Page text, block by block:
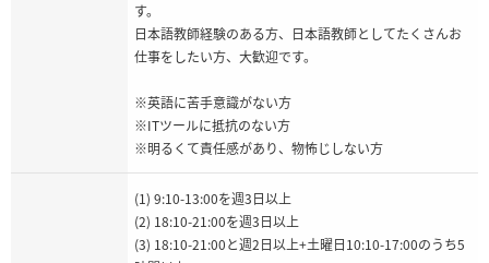
す。
日本語教師経験のある方、日本語教師としてたくさんお
仕事をしたい方、大歓迎です。
※英語に苦手意識がない方
※ITツールに抵抗のない方
※明るくて責任感があり、物怖じしない方
(1) 9:10-13:00を週3日以上
(2) 18:10-21:00を週3日以上
(3) 18:10-21:00と週2日以上+土曜日10:10-17:00のうち5